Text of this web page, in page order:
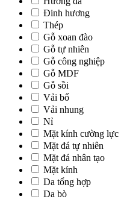
Đinh hương
Thép
Gỗ xoan đào
Gỗ tự nhiên
Gỗ công nghiệp
Gỗ MDF
Gỗ sồi
Vải bố
Vải nhung
Nỉ
Mặt kính cường lực
Mặt đá tự nhiên
Mặt đá nhân tạo
Mặt kính
Da tổng hợp
Da bò